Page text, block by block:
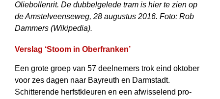
Oliebollenrit. De dubbelgelede tram is hier te zien op
de Amstelveenseweg, 28 augustus 2016. Foto: Rob
Dammers (Wikipedia).
Verslag ‘Stoom in Oberfranken’
Een grote groep van 57 deelnemers trok eind oktober
voor zes dagen naar Bayreuth en Darmstadt.
Schitterende herfstkleuren en een afwisselend pro­